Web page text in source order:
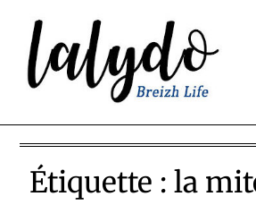
content
Étiquette : la